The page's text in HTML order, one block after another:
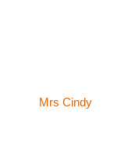
Mrs Cindy